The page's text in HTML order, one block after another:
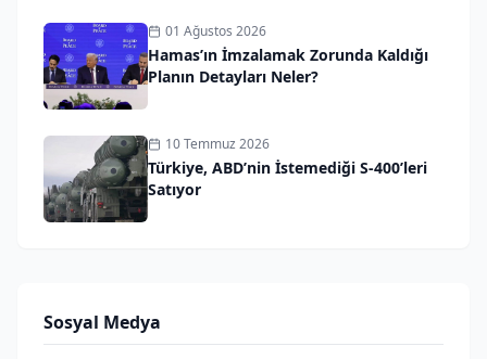
01 Ağustos 2026
Hamas’ın İmzalamak Zorunda Kaldığı
Planın Detayları Neler?
10 Temmuz 2026
Türkiye, ABD’nin İstemediği S-400’leri
Satıyor
Sosyal Medya